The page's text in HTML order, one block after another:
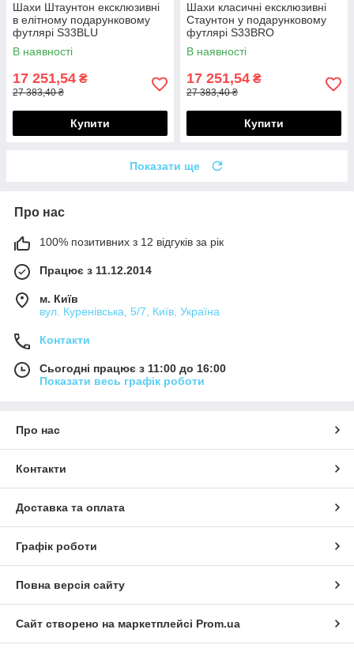
Шахи Штаунтон ексклюзивні
в елітному подарунковому
футлярі S33BLU
В наявності
17 251,54 ₴
27 383,40 ₴
Купити
Шахи класичні ексклюзивні
Стаунтон у подарунковому
футлярі S33BRO
В наявності
17 251,54 ₴
27 383,40 ₴
Купити
Показати ще
Про нас
100% позитивних з 12 відгуків за рік
Працює з 11.12.2014
м. Київ
вул. Куренівська, 5/7, Київ, Україна
Контакти
Сьогодні працює з 11:00 до 16:00
Показати весь графік роботи
Про нас
Контакти
Доставка та оплата
Графік роботи
Повна версія сайту
Сайт створено на маркетплейсі Prom.ua